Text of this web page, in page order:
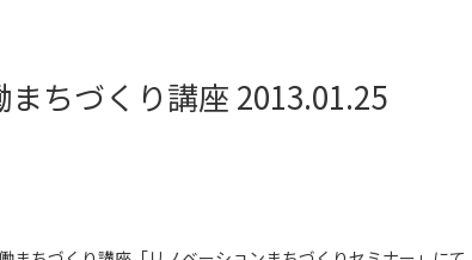
ちづくり講座 2013.01.25